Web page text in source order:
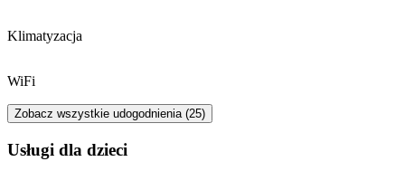
Klimatyzacja
WiFi
Zobacz wszystkie udogodnienia (25)
usługi dla dzieci